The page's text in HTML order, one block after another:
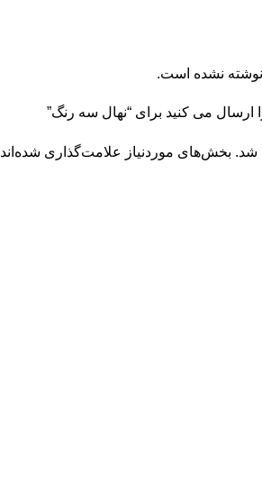
نشده است.
ارسال می کنید برای “نهال سه رنگ”
شد. بخش‌های موردنیاز علامت‌گذاری شده‌اند